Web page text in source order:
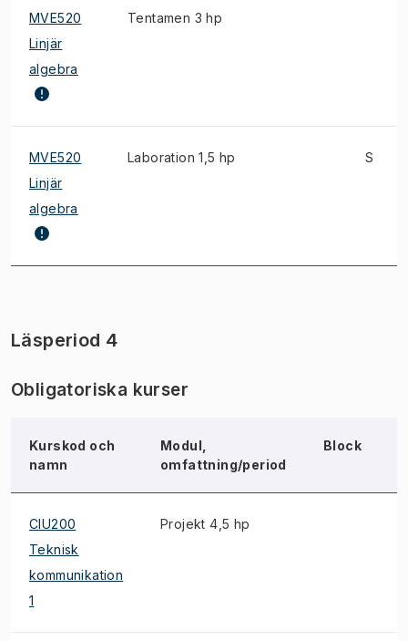
MVE520
Linjär
algebra
Tentamen 3 hp
MVE520
Linjär
algebra
Laboration 1,5 hp S
Läsperiod 4
Obligatoriska kurser
Kurskod och
namn
Modul,
omfattning/period
Block
CIU200
Teknisk
kommunikation
1
Projekt 4,5 hp